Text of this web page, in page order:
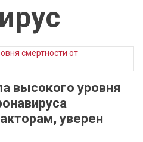
высокого уровня
уверен